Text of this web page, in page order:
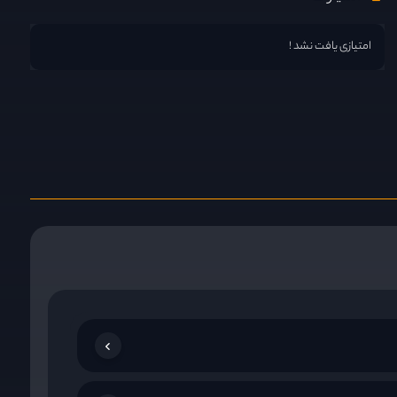
امتیازی یافت نشد !